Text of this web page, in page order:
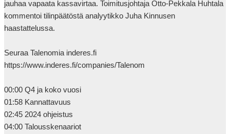
jauhaa vapaata kassavirtaa. Toimitusjohtaja Otto-Pekkala Huhtala
kommentoi tilinpäätöstä analyytikko Juha Kinnusen
haastattelussa.
Seuraa Talenomia inderes.fi
https://www.inderes.fi/companies/Talenom
00:00 Q4 ja koko vuosi
01:58 Kannattavuus
02:45 2024 ohjeistus
04:00 Talousskenaariot